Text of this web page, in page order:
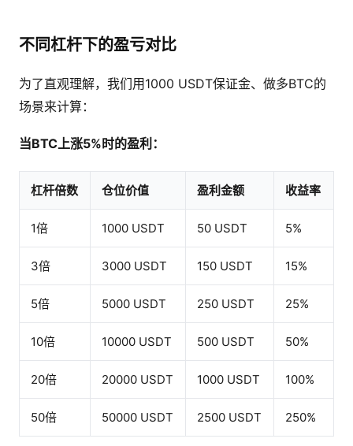
不同杠杆下的盈亏对比
为了直观理解，我们用1000 USDT保证金、做多BTC的
场景来计算：
当BTC上涨5%时的盈利：
杠杆倍数 仓位价值 盈利金额 收益率
1倍 1000 USDT 50 USDT 5%
3倍 3000 USDT 150 USDT 15%
5倍 5000 USDT 250 USDT 25%
10倍 10000 USDT 500 USDT 50%
20倍 20000 USDT 1000 USDT 100%
50倍 50000 USDT 2500 USDT 250%